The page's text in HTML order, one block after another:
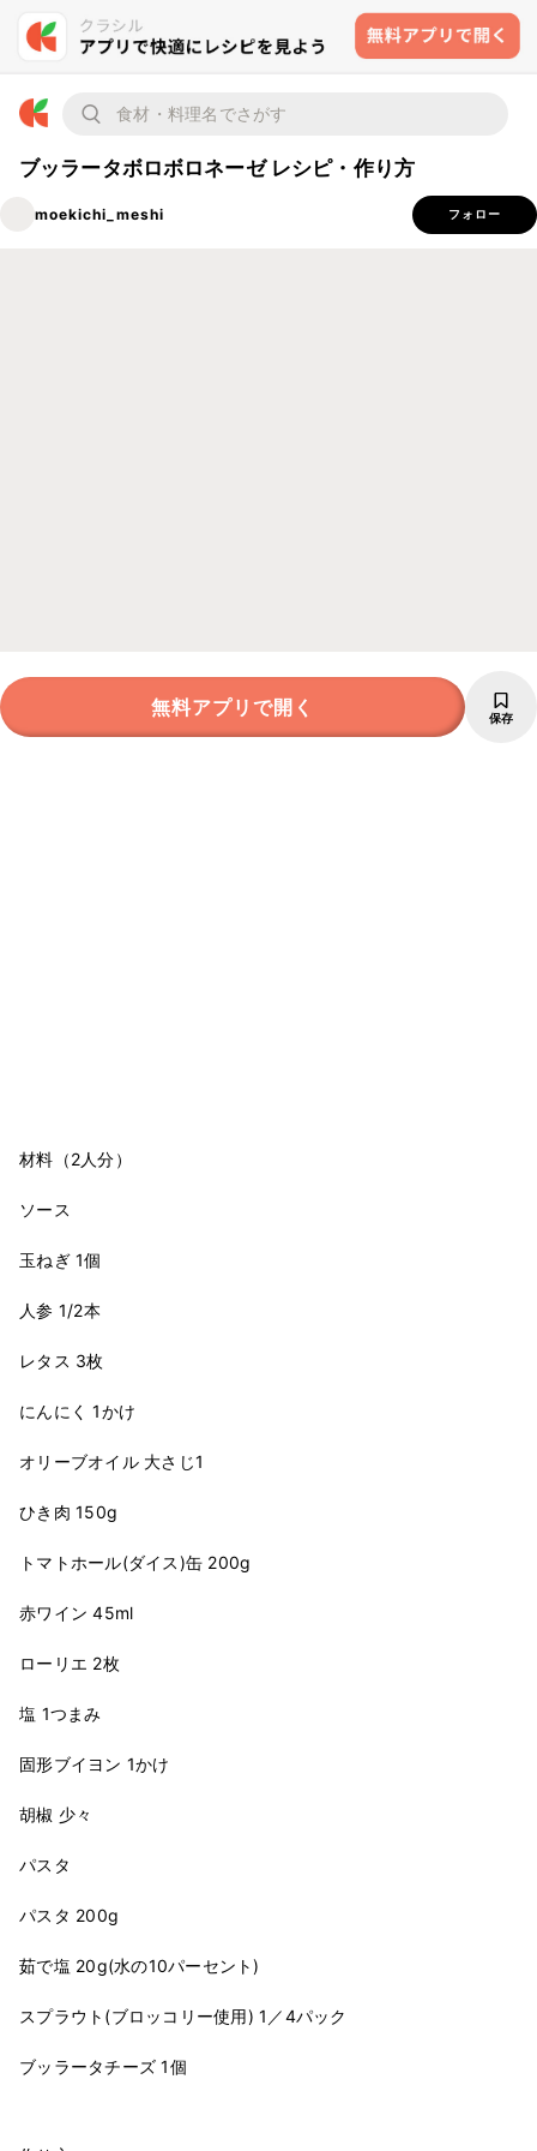
ブッラータボロボロネーゼ レシピ・作り方
moekichi_meshi フォロー
無料アプリで開く 保存
材料（2人分）
ソース
玉ねぎ 1個
人参 1/2本
レタス 3枚
にんにく 1かけ
オリーブオイル 大さじ1
ひき肉 150g
トマトホール(ダイス)缶 200g
赤ワイン 45ml
ローリエ 2枚
塩 1つまみ
固形ブイヨン 1かけ
胡椒 少々
パスタ
パスタ 200g
茹で塩 20g(水の10パーセント)
スプラウト(ブロッコリー使用) 1／4パック
ブッラータチーズ 1個